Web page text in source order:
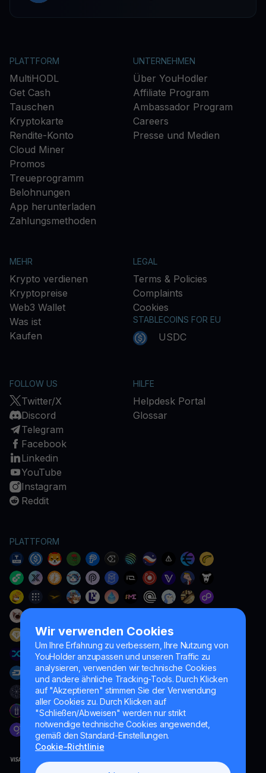
Wir verwenden Cookies
Um Ihre Erfahrung zu verbessern, Ihre Nutzung von
YouHolder anzupassen und unseren Traffic zu
analysieren, verwenden wir technische Cookies
und andere ähnliche Tracking-Tools. Durch Klicken
auf "Akzeptieren" stimmen Sie der Verwendung
aller Cookies zu. Durch Klicken auf
"Schließen/Abweisen" werden nur strikt
notwendige technische Cookies angewendet,
gemäß den Standard-Einstellungen.
Cookie-Richtlinie
PLATTFORM
MultiHODL
Get Cash
Tauschen
Kryptokarte
Rendite-Konto
Cloud Miner
Promos
Treueprogramm
Belohnungen
App herunterladen
Zahlungsmethoden
UNTERNEHMEN
Über YouHodler
Affiliate Program
Ambassador Program
Careers
Presse und Medien
MEHR
Krypto verdienen
Kryptopreise
Web3 Wallet
Was ist
Kaufen
LEGAL
Terms & Policies
Complaints
Cookies
STABLECOINS FOR EU
USDC
FOLLOW US
Twitter/X
Discord
Telegram
Facebook
Linkedin
YouTube
Instagram
Reddit
HILFE
Helpdesk Portal
Glossar
PLATTFORM